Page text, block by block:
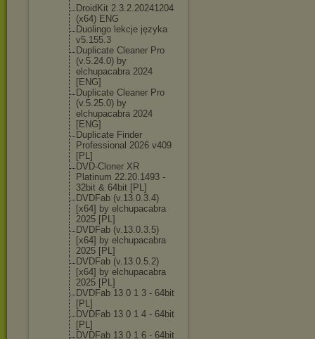
DroidKit 2.3.2.20241204
(x64) ENG
Duolingo lekcje języka
v5.155.3
Duplicate Cleaner Pro
(v.5.24.0) by
elchupacabra 2024
[ENG]
Duplicate Cleaner Pro
(v.5.25.0) by
elchupacabra 2024
[ENG]
Duplicate Finder
Professional 2026 v409
[PL]
DVD-Cloner XR
Platinum 22.20.1493 -
32bit & 64bit [PL]
DVDFab (v.13.0.3.4)
[x64] by elchupacabra
2025 [PL]
DVDFab (v.13.0.3.5)
[x64] by elchupacabra
2025 [PL]
DVDFab (v.13.0.5.2)
[x64] by elchupacabra
2025 [PL]
DVDFab 13 0 1 3 - 64bit
[PL]
DVDFab 13 0 1 4 - 64bit
[PL]
DVDFab 13 0 1 6 - 64bit